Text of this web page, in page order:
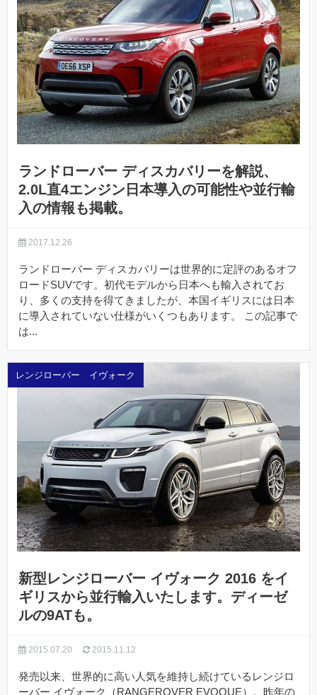
ランドローバー ディスカバリーを解説、
2.0L直4エンジン日本導入の可能性や並行輸
入の情報も掲載。
2017.12.26
ランドローバー ディスカバリーは世界的に定評のあるオフ
ロードSUVです。初代モデルから日本へも輸入されてお
り、多くの支持を得てきましたが、本国イギリスには日本
に導入されていない仕様がいくつもあります。 この記事で
は...
レンジローバー イヴォーク
新型レンジローバー イヴォーク 2016 をイ
ギリスから並行輸入いたします。ディーゼ
ルの9ATも。
2015.07.20 2015.11.12
発売以来、世界的に高い人気を維持し続けているレンジロ
ーバー イヴォーク（RANGEROVER EVOQUE）。昨年の